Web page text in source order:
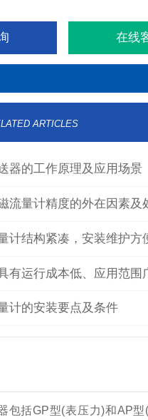
在线
ARTICLES
器的工作原理及应用场景
流量计精度的外在因素及
计结构紧凑，安装维护方
有运行成本低、应用范围
计的安装要点及条件
包括GP型(表压力)和AP